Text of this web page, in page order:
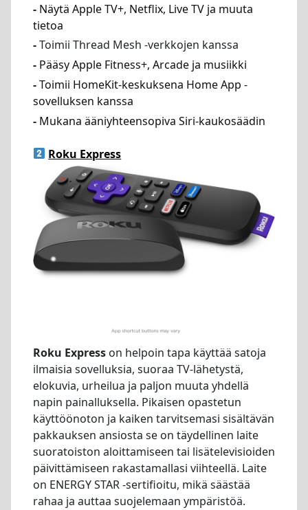
- Näytä Apple TV+, Netflix, Live TV ja muuta
tietoa
-Toimii Thread Mesh -verkkojen kanssa
- Pääsy Apple Fitness+, Arcade ja musiikki
-Toimii HomeKit-keskuksena Home App -
sovelluksen kanssa
- Mukana ääniyhteensopiva Siri-kaukosäädin
Roku Express
Roku Express on helpoin tapa käyttää satoja
ilmaisia sovelluksia, suoraa TV-lähetystä,
elokuvia, urheilua ja paljon muuta yhdellä
napin painalluksella. Pikaisen opastetun
käyttöönoton ja kaiken tarvitsemasi sisältävän
pakkauksen ansiosta se on täydellinen laite
suoratoiston aloittamiseen tai lisätelevisioiden
päivittämiseen rakastamallasi viihteellä. Laite
on ENERGY STAR -sertifioitu, mikä säästää
rahaa ja auttaa suojelemaan ympäristöä.